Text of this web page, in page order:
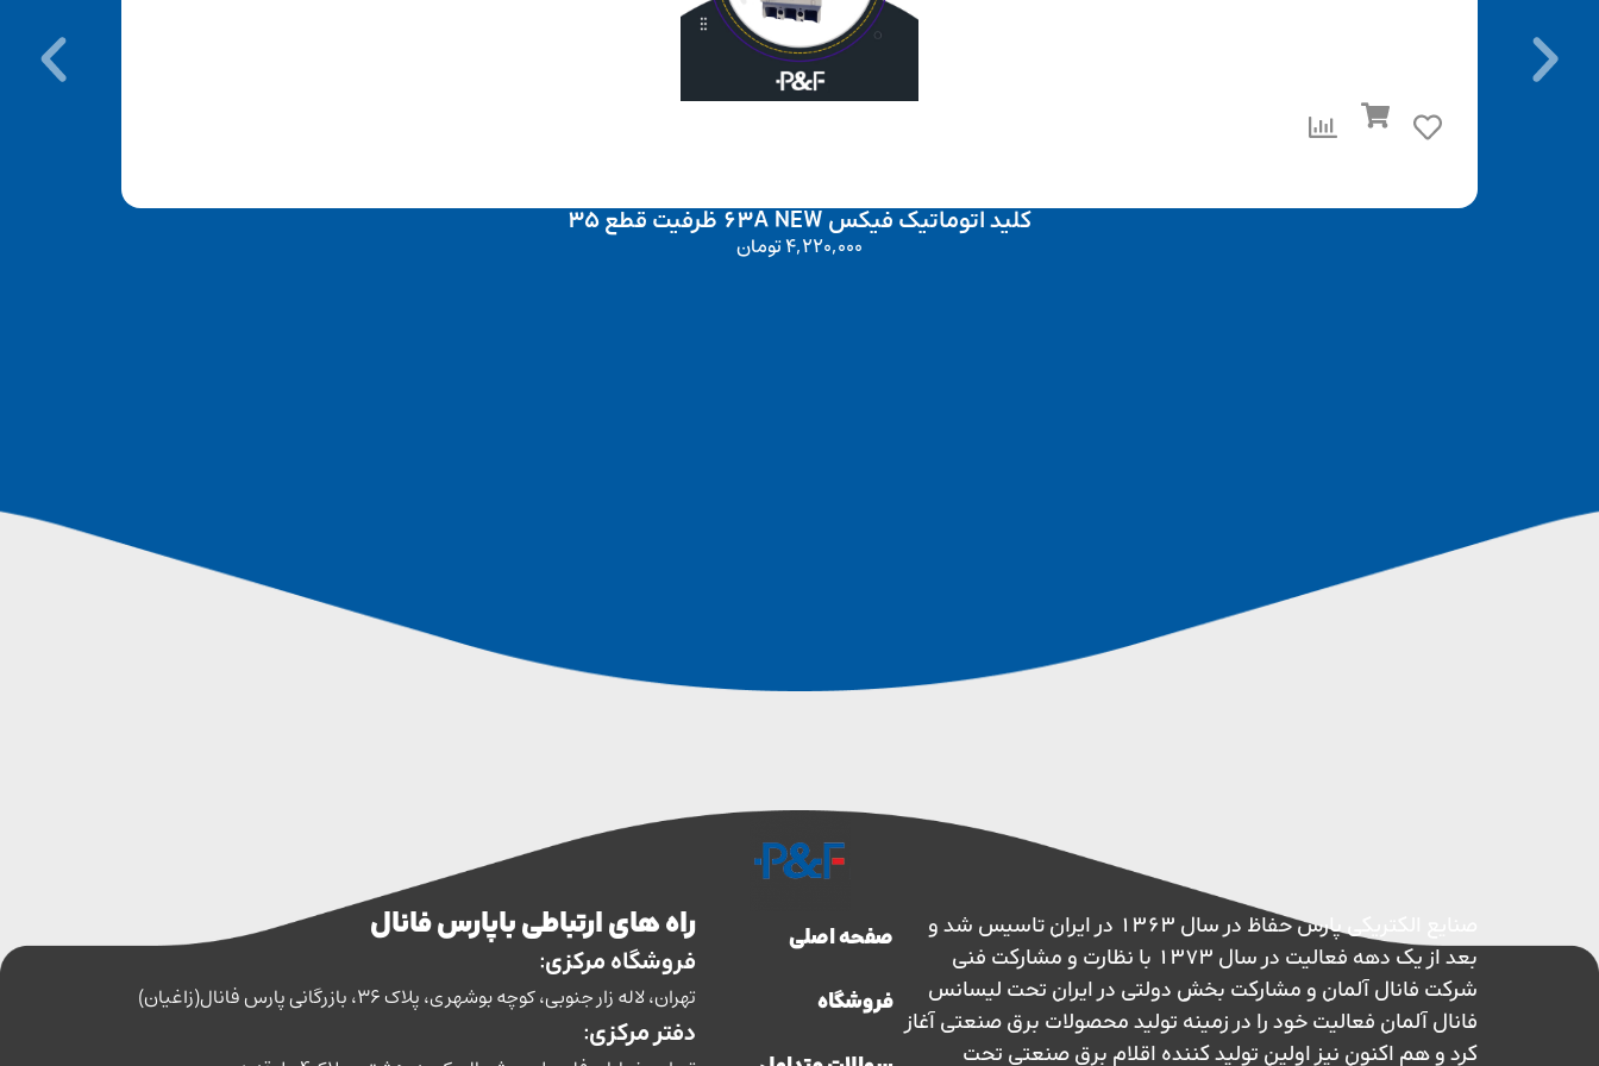
کلید اتوماتیک فیکس 63A NEW ظرفیت قطع 35
4,220,000تومان
صنایع الکتریکی پارس حفاظ در سال 1363 در ایران تاسیس شد و
بعد از یک دهه فعالیت در سال 1373 با نظارت و مشارکت فنی
شرکت فانال آلمان و مشارکت بخش دولتی در ایران تحت لیسانس
فانال آلمان فعالیت خود را در زمینه تولید محصولات برق صنعتی آغاز
کرد و هم اکنون نیز اولین تولید کننده اقلام برق صنعتی تحت
صفحه اصلی
فروشگاه
راه های ارتباطی با پارس فانال
فروشگاه مرکزی:
تهران، لاله زار جنوبی، کوچه بوشهری، پلاک 36، بازرگانی پارس فانال(زاغیان)
دفتر مرکزی: